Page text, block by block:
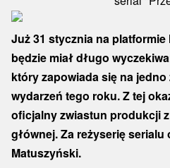
Już 31 stycznia na platformie
będzie miał długo
który zapowiada się na
wydarzeń tego roku. Z tej
oficjalny zwiastun produkcji
głównej. Za reżyserię serialu
Matuszyński.